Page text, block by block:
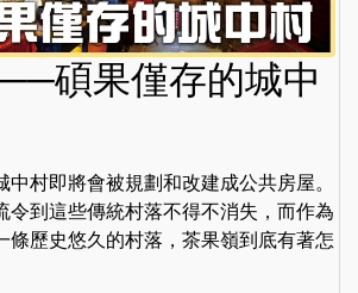
碩果僅存的城中
中村即將會被規劃和改建成公共房屋。
令到這些傳統村落不得不消失，而作為
條歷史悠久的村落，茶果嶺到底有著怎